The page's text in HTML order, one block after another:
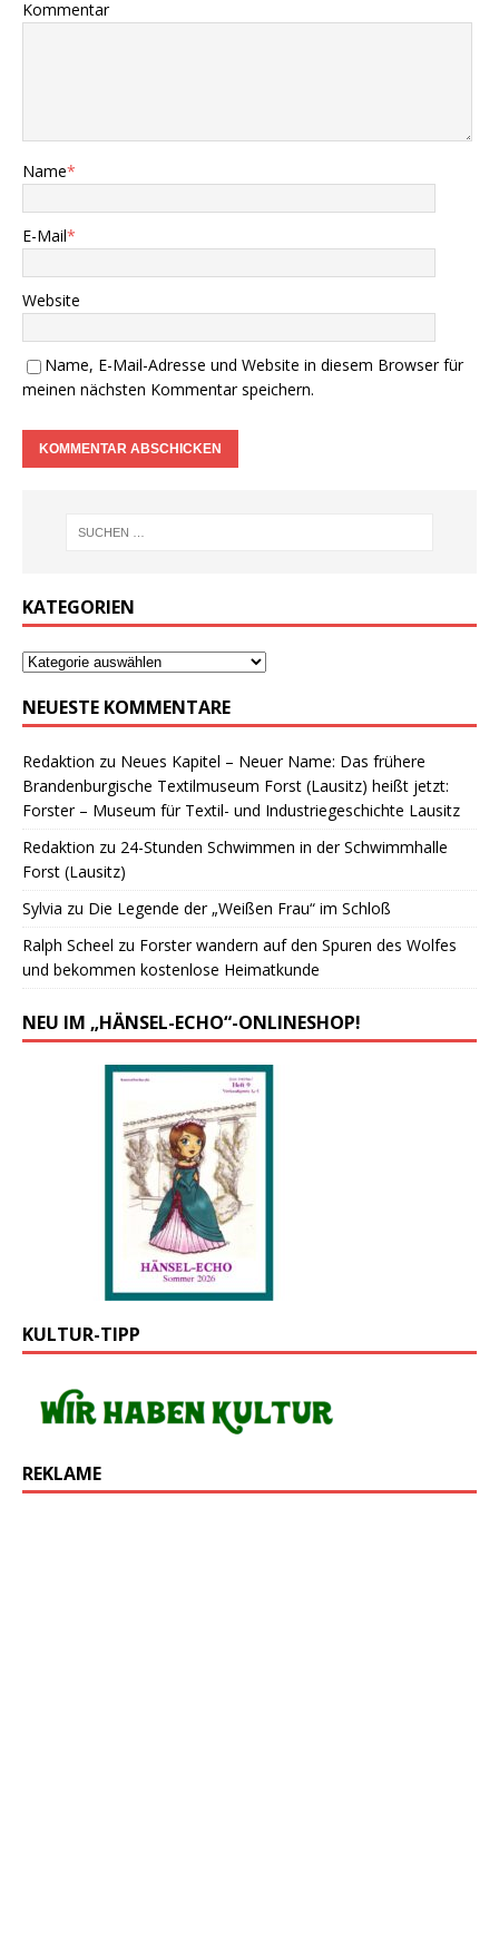
Kommentar
Name*
E-Mail*
Website
Name, E-Mail-Adresse und Website in diesem Browser für
meinen nächsten Kommentar speichern.
KATEGORIEN
NEUESTE KOMMENTARE
Redaktion zu Neues Kapitel – Neuer Name: Das frühere
Brandenburgische Textilmuseum Forst (Lausitz) heißt jetzt:
Forster – Museum für Textil- und Industriegeschichte Lausitz
Redaktion zu 24-Stunden Schwimmen in der Schwimmhalle
Forst (Lausitz)
Sylvia zu Die Legende der „Weißen Frau“ im Schloß
Ralph Scheel zu Forster wandern auf den Spuren des Wolfes
und bekommen kostenlose Heimatkunde
NEU IM „HÄNSEL-ECHO“-ONLINESHOP!
KULTUR-TIPP
REKLAME